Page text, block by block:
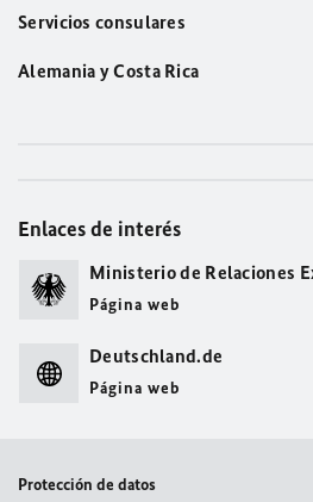
Servicios consulares
Alemania y Costa Rica
Enlaces de interés
Ministerio de Relaciones
Página web
Deutschland.de
Página web
Protección de datos